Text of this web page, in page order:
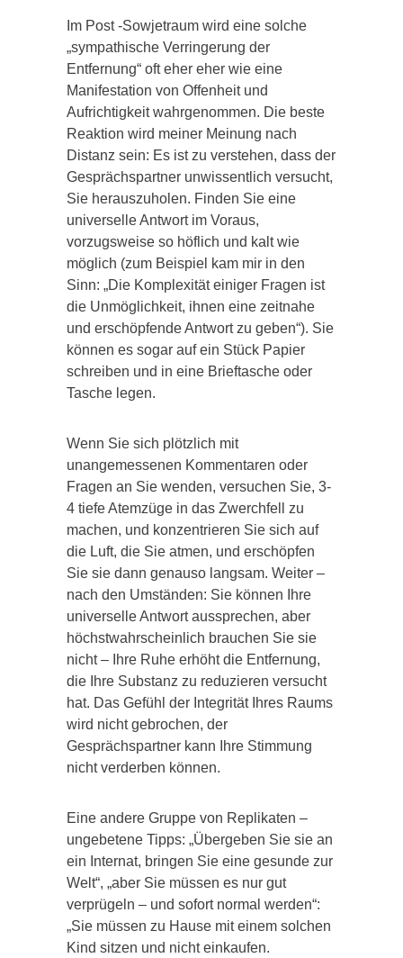
Im Post -Sowjetraum wird eine solche
„sympathische Verringerung der
Entfernung“ oft eher eher wie eine
Manifestation von Offenheit und
Aufrichtigkeit wahrgenommen. Die beste
Reaktion wird meiner Meinung nach
Distanz sein: Es ist zu verstehen, dass der
Gesprächspartner unwissentlich versucht,
Sie herauszuholen. Finden Sie eine
universelle Antwort im Voraus,
vorzugsweise so höflich und kalt wie
möglich (zum Beispiel kam mir in den
Sinn: „Die Komplexität einiger Fragen ist
die Unmöglichkeit, ihnen eine zeitnahe
und erschöpfende Antwort zu geben“). Sie
können es sogar auf ein Stück Papier
schreiben und in eine Brieftasche oder
Tasche legen.
Wenn Sie sich plötzlich mit
unangemessenen Kommentaren oder
Fragen an Sie wenden, versuchen Sie, 3-
4 tiefe Atemzüge in das Zwerchfell zu
machen, und konzentrieren Sie sich auf
die Luft, die Sie atmen, und erschöpfen
Sie sie dann genauso langsam. Weiter –
nach den Umständen: Sie können Ihre
universelle Antwort aussprechen, aber
höchstwahrscheinlich brauchen Sie sie
nicht – Ihre Ruhe erhöht die Entfernung,
die Ihre Substanz zu reduzieren versucht
hat. Das Gefühl der Integrität Ihres Raums
wird nicht gebrochen, der
Gesprächspartner kann Ihre Stimmung
nicht verderben können.
Eine andere Gruppe von Replikaten –
ungebetene Tipps: „Übergeben Sie sie an
ein Internat, bringen Sie eine gesunde zur
Welt“, „aber Sie müssen es nur gut
verprügeln – und sofort normal werden“:
„Sie müssen zu Hause mit einem solchen
Kind sitzen und nicht einkaufen.